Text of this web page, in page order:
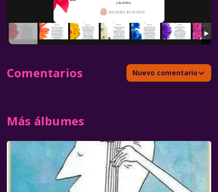
Más álbumes
Comentarios Nuevo comentario